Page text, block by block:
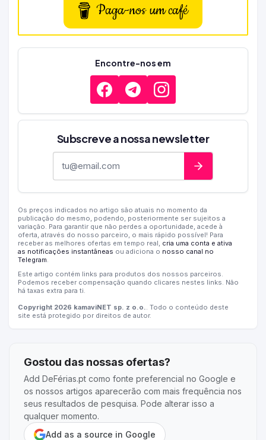
Paga-nos um café
Encontre-nos em
Subscreve a nossa newsletter
Os preços indicados no artigo são atuais no momento da
publicação do mesmo, podendo, posteriormente ser sujeitos a
variação. Para garantir que não perdes a oportunidade, acede à
oferta, através do nosso parceiro, o mais rápido possível! Para
receber as melhores ofertas em tempo real, cria uma conta e ativa
as notificações instantâneas ou adiciona o nosso canal no
Telegram
Este artigo contém links para produtos dos nossos parceiros.
Podemos receber compensação quando clicares nestes links. Não
há taxas extra para ti.
Copyright 2026 kamaviNET sp. z o.o.
. Todo o conteúdo deste
site está protegido por direitos de autor.
Gostou das nossas ofertas?
Add DeFérias.pt como fonte preferencial no Google e
os nossos artigos aparecerão com mais frequência nos
seus resultados de pesquisa. Pode alterar isso a
qualquer momento.
Add as a source in Google